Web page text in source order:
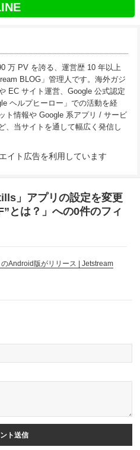
万 PV を誇る、運営歴 10 年以上
BLOG」管理人です。海外ガジ
EC サイト運営、Google 公式認定
ヘルプヒーロー」での活動を経
ト情報や Google 系アプリ / サービ
、当サイトを通して幅広く発信し
イト広告を利用しています
」アプリの設定を変更
とは？」への0件のフィ
のAndroid版がリリース | Jetstream